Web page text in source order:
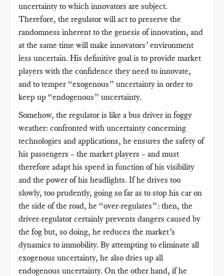
uncertainty to which innovators are subject.
Therefore, the regulator will act to preserve the
randomness inherent to the genesis of innovation, and
at the same time will make innovators’ environment
less uncertain. His definitive goal is to provide market
players with the confidence they need to innovate,
and to temper “exogenous” uncertainty in order to
keep up “endogenous” uncertainty.
Somehow, the regulator is like a bus driver in foggy
weather: confronted with uncertainty concerning
technologies and applications, he ensures the safety of
his passengers – the market players – and must
therefore adapt his speed in function of his visibility
and the power of his headlights. If he drives too
slowly, too prudently, going so far as to stop his car on
the side of the road, he “over-regulates”: then, the
driver-regulator certainly prevents dangers caused by
the fog but, so doing, he reduces the market’s
dynamics to immobility. By attempting to eliminate all
exogenous uncertainty, he also dries up all
endogenous uncertainty. On the other hand, if he